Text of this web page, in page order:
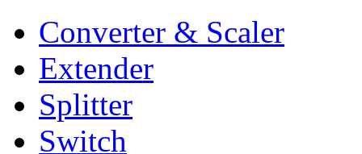
Converter & Scaler
Extender
Splitter
Switch